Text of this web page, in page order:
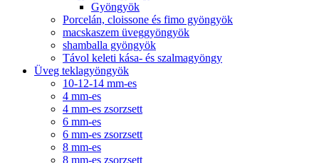
Gyöngyök
Porcelán, cloissone és fimo gyöngyök
macskaszem üveggyöngyök
shamballa gyöngyök
Távol keleti kása- és szalmagyöngy
Üveg teklagyöngyök
10-12-14 mm-es
4 mm-es
4 mm-es zsorzsett
6 mm-es
6 mm-es zsorzsett
8 mm-es
8 mm-es zsorzsett